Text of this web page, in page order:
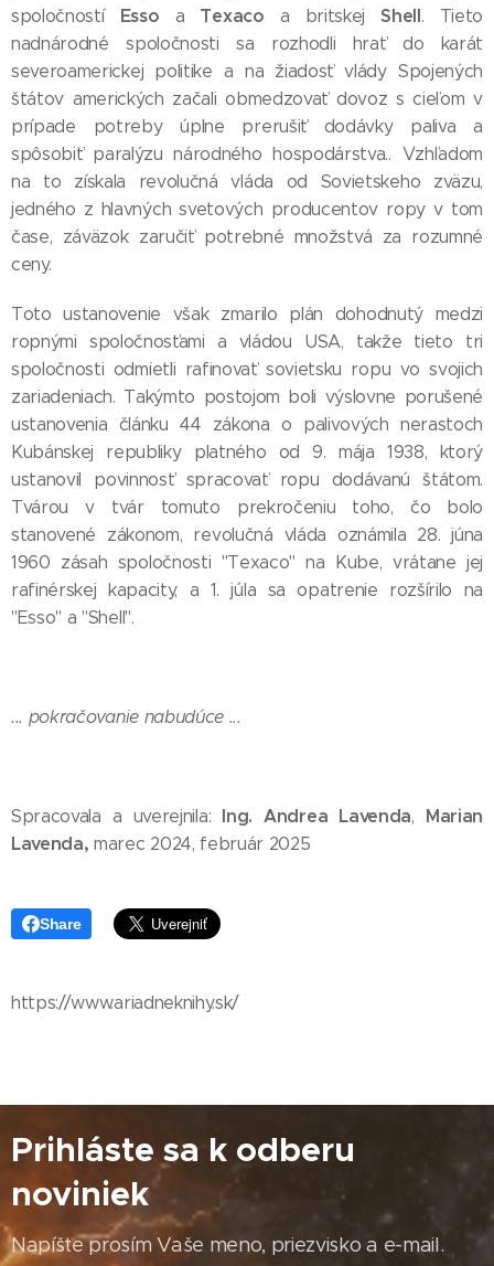
spoločnostíEsso a Texaco a britskej Shell. Tieto
nadnárodné spoločnosti sa rozhodli hrať do karát
severoamerickej politike a na žiadosť vlády Spojených
štátov amerických začali obmedzovať dovoz s cieľom v
prípade potreby úplne prerušiť dodávky paliva a
spôsobiť paralýzu národného hospodárstva.. Vzhľadom
na to získala revolučná vláda od Sovietskeho zväzu,
jedného z hlavných svetových producentov ropy v tom
čase, záväzok zaručiť potrebné množstvá za rozumné
ceny.
Toto ustanovenie však zmarilo plán dohodnutý medzi
ropnými spoločnosťami a vládou USA, takže tieto tri
spoločnosti odmietli rafinovať sovietsku ropu vo svojich
zariadeniach. Takýmto postojom boli výslovne porušené
ustanovenia článku 44 zákona o palivových nerastoch
Kubánskej republiky platného od 9. mája 1938, ktorý
ustanovil povinnosť spracovať ropu dodávanú štátom.
Tvárou v tvár tomuto prekročeniu toho, čo bolo
stanovené zákonom, revolučná vláda oznámila 28. júna
1960 zásah spoločnosti "Texaco" na Kube, vrátane jej
rafinérskej kapacity, a 1. júla sa opatrenie rozšírilo na
"Esso" a "Shell".
... pokračovanie nabudúce ...
Spracovala a uverejnila: Ing. Andrea Lavenda, Marian
Lavenda, marec 2024, február 2025
Share
https://www.ariadneknihy.sk/
Prihláste sa k odberu
noviniek
Napíšte prosím Vaše meno, priezvisko a e-mail.